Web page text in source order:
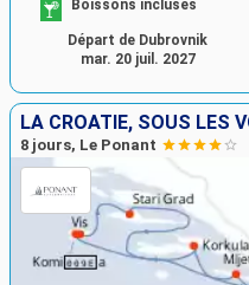
Boissons incluses
Départ de Dubrovnik
mar. 20 juil. 2027
LA CROATIE, SOUS LES
8 jours, Le Ponant